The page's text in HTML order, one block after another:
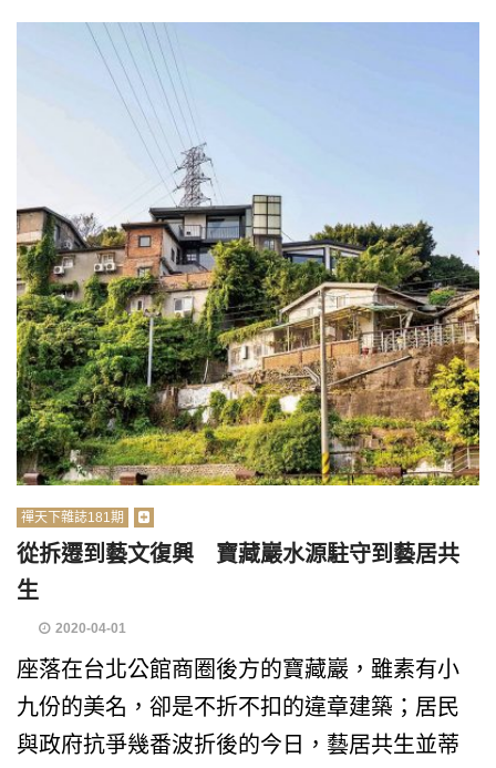
禪天下雜誌181期
從拆遷到藝文復興 寶藏巖水源駐守到藝居共
生
2020-04-01
座落在台北公館商圈後方的寶藏巖，雖素有小
九份的美名，卻是不折不扣的違章建築；居民
與政府抗爭幾番波折後的今日，藝居共生並蒂